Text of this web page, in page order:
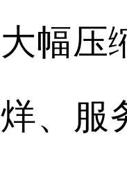
大幅压
烊、服